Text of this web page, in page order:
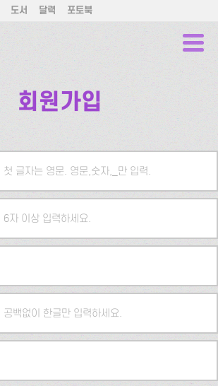
도서 달력 포토북
회원가입
첫 글자는 영문. 영문,숫자,_만 입력.
6자 이상 입력하세요.
공백없이 한글만 입력하세요.